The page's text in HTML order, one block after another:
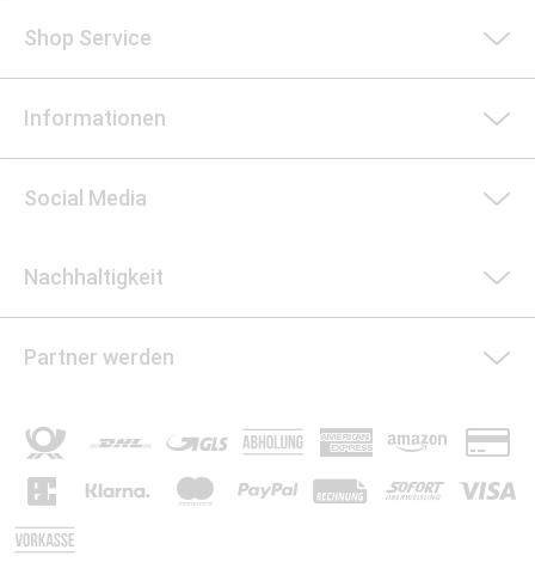
Shop Service
Informationen
Social Media
Nachhaltigkeit
Partner werden